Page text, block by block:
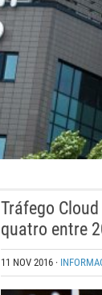
Tráfego
quatro entre
11 NOV 2016 ·